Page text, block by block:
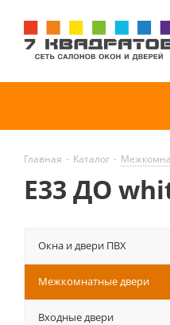
Главная - Каталог -
E33 ДО
Окна и двери ПВХ
Межкомнатные двери
Входные двери